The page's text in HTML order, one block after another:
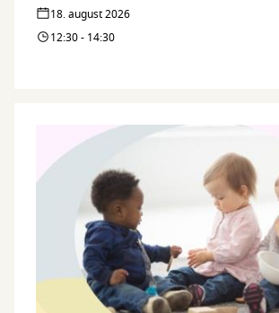
18. august 2026
12:30 - 14:30